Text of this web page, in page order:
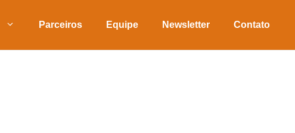
Parceiros Equipe Newsletter Contato